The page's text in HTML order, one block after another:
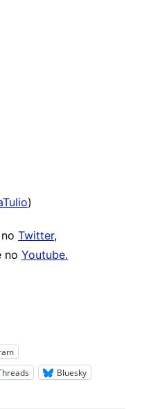
)
Twitter,
no Youtube.
Bluesky